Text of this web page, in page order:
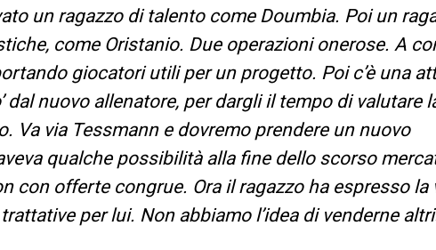
un ragazzo di talento come Doumbia. Poi un
come Oristanio. Due operazioni onerose. A
giocatori utili per un progetto. Poi c’è una
dal nuovo allenatore, per dargli il tempo di valutare
Va via Tessmann e dovremo prendere un nuovo
qualche possibilità alla fine dello scorso
con offerte congrue. Ora il ragazzo ha espresso la
per lui. Non abbiamo l’idea di venderne